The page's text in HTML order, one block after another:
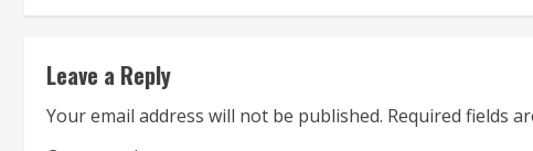
Leave a Reply
Your email address will not be published. Required fields